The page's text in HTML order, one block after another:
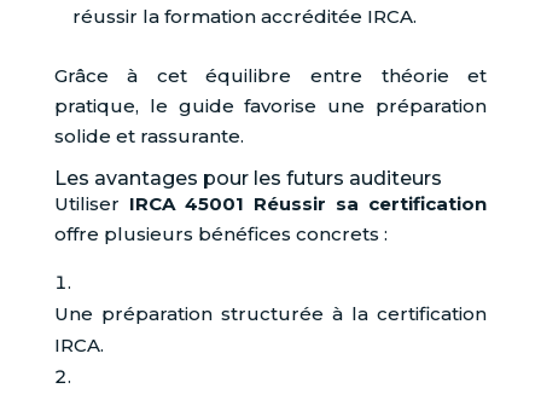
réussir la formation accréditée IRCA.
Grâce à cet équilibre entre théorie et
pratique, le guide favorise une préparation
solide et rassurante.
Les avantages pour les futurs auditeurs
Utiliser IRCA 45001 Réussir sa certification
offre plusieurs bénéfices concrets :
Une préparation structurée à la certification
IRCA.